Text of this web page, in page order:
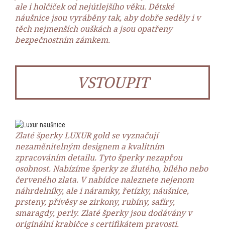
ale i holčiček od nejútlejšího věku. Dětské
náušnice jsou vyráběny tak, aby dobře seděly i v
těch nejmenších ouškách a jsou opatřeny
bezpečnostním zámkem.
VSTOUPIT
Zlaté šperky LUXUR gold se vyznačují
nezaměnitelným designem a kvalitním
zpracováním detailu. Tyto šperky nezapřou
osobnost. Nabízíme šperky ze žlutého, bílého nebo
červeného zlata. V nabídce naleznete nejenom
náhrdelníky, ale i náramky, řetízky, náušnice,
prsteny, přívěsy se zirkony, rubíny, safíry,
smaragdy, perly. Zlaté šperky jsou dodávány v
originální krabičce s certifikátem pravosti.